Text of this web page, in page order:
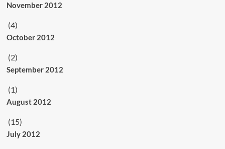
November 2012
(4)
October 2012
(2)
September 2012
(1)
August 2012
(15)
July 2012